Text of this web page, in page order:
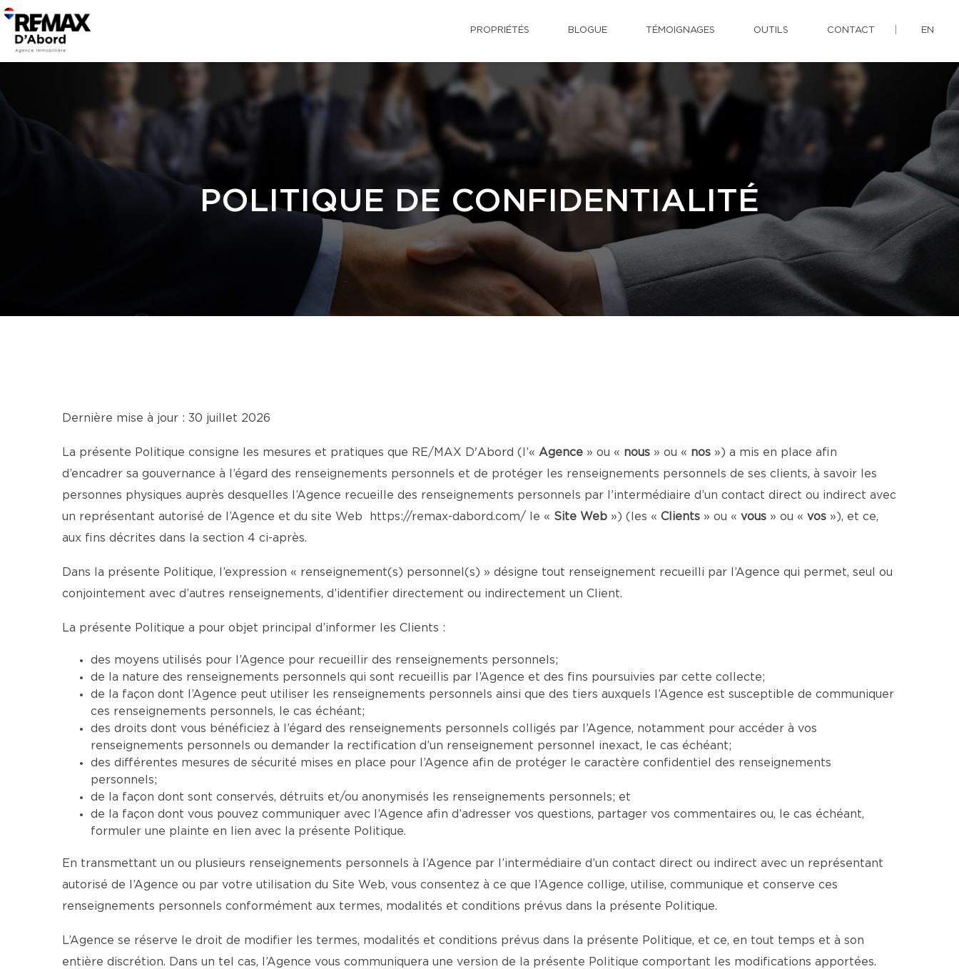
PROPRIÉTÉS BLOGUE TÉMOIGNAGES OUTILS CONTACT EN
POLITIQUE DE CONFIDENTIALITÉ
Dernière mise à jour : 30 juillet 2026
La présente Politique consigne les mesures et pratiques que RE/MAX D'Abord (l’« Agence » ou « nous » ou « nos ») a mis en place afin
d’encadrer sa gouvernance à l’égard des renseignements personnels et de protéger les renseignements personnels de ses clients, à savoir les
personnes physiques auprès desquelles l’Agence recueille des renseignements personnels par l’intermédiaire d’un contact direct ou indirect avec
un représentant autorisé de l’Agence et du site Web
https://remax-dabord.com/ le « Site Web ») (les « Clients » ou « vous » ou « vos »), et ce,
aux fins décrites dans la section 4 ci-après.
Dans la présente Politique, l’expression « renseignement(s) personnel(s) » désigne tout renseignement recueilli par l’Agence qui permet, seul ou
conjointement avec d’autres renseignements, d’identifier directement ou indirectement un Client.
La présente Politique a pour objet principal d’informer les Clients :
des moyens utilisés pour l’Agence pour recueillir des renseignements personnels;
de la nature des renseignements personnels qui sont recueillis par l’Agence et des fins poursuivies par cette collecte;
de la façon dont l’Agence peut utiliser les renseignements personnels ainsi que des tiers auxquels l’Agence est susceptible de communiquer
ces renseignements personnels, le cas échéant;
des droits dont vous bénéficiez à l’égard des renseignements personnels colligés par l’Agence, notamment pour accéder à vos
renseignements personnels ou demander la rectification d’un renseignement personnel inexact, le cas échéant;
des différentes mesures de sécurité mises en place pour l’Agence afin de protéger le caractère confidentiel des renseignements
personnels;
de la façon dont sont conservés, détruits et/ou anonymisés les renseignements personnels; et
de la façon dont vous pouvez communiquer avec l’Agence afin d’adresser vos questions, partager vos commentaires ou, le cas échéant,
formuler une plainte en lien avec la présente Politique.
En transmettant un ou plusieurs renseignements personnels à l’Agence par l’intermédiaire d’un contact direct ou indirect avec un représentant
autorisé de l’Agence ou par votre utilisation du Site Web, vous consentez à ce que l’Agence collige, utilise, communique et conserve ces
renseignements personnels conformément aux termes, modalités et conditions prévus dans la présente Politique.
L’Agence se réserve le droit de modifier les termes, modalités et conditions prévus dans la présente Politique, et ce, en tout temps et à son
entière discrétion. Dans un tel cas, l’Agence vous communiquera une version de la présente Politique comportant les modifications apportées.